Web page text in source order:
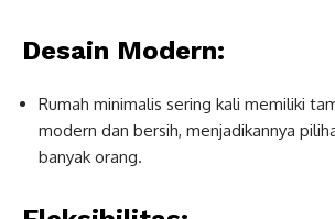
Desain Modern:
Rumah minimalis sering kali memiliki
modern dan bersih, menjadikannya
banyak orang.